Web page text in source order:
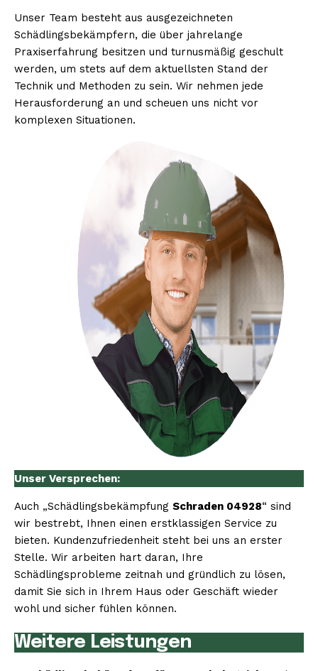
Unser Team besteht aus ausgezeichneten
Schädlingsbekämpfern, die über jahrelange
Praxiserfahrung besitzen und turnusmäßig geschult
werden, um stets auf dem aktuellsten Stand der
Technik und Methoden zu sein. Wir nehmen jede
Herausforderung an und scheuen uns nicht vor
komplexen Situationen.
Unser Versprechen:
Auch „Schädlingsbekämpfung Schraden 04928“ sind
wir bestrebt, Ihnen einen erstklassigen Service zu
bieten. Kundenzufriedenheit steht bei uns an erster
Stelle. Wir arbeiten hart daran, Ihre
Schädlingsprobleme zeitnah und gründlich zu lösen,
damit Sie sich in Ihrem Haus oder Geschäft wieder
wohl und sicher fühlen können.
Weitere Leistungen